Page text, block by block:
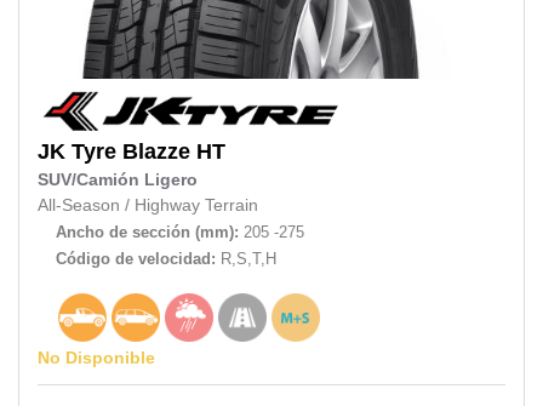
JK Tyre Blazze HT
SUV/Camión Ligero
All-Season / Highway Terrain
Ancho de sección (mm): 205 -275
Código de velocidad: R,S,T,H
No Disponible